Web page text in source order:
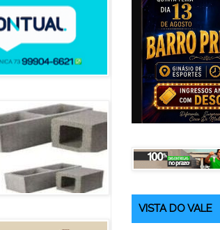
VISTA DO VALE